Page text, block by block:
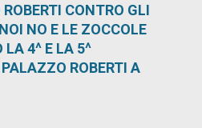
CONTRO GLI
NO E LE ZOCCOLE
LA 4^ E LA 5^
ROBERTI A